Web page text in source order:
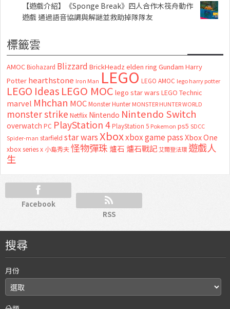
【遊戲介紹】《Sponge Break》四人合作木筏舟動作
遊戲 通過語音協調與解謎並救助掉隊隊友
標籤雲
AMOC Biohazard Blizzard BrickHeadz elden ring Gundam Harry
Potter hearthstone Iron Man LEGO LEGO AMOC lego harry potter
LEGO Ideas LEGO MOC lego star wars LEGO Technic
marvel Mhchan MOC Monster Hunter MONSTER HUNTER WORLD
monster strike Netflix Nintendo Nintendo Switch
overwatch PC PlayStation 4 PlayStation 5 Pokemon ps5 SDCC
Spider-man starfield star warsXboxxbox game passXbox One
xbox series x 小島秀夫怪物彈珠 爐石 爐石戰記艾爾登法環 遊戲人
生
Facebook
RSS
搜尋
月份